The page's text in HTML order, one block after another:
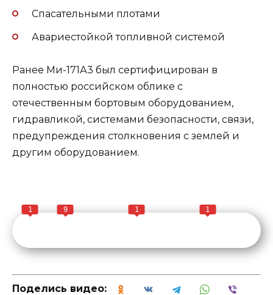
Спасательными плотами
Авариестойкой топливной системой
Ранее Ми-171А3 был сертифицирован в
полностью российском облике с
отечественным бортовым оборудованием,
гидравликой, системами безопасности, связи,
предупреждения столкновения с землей и
другим оборудованием.
1 9 1 1
Поделись видео: